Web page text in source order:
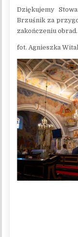
Dziękujemy
Brzuśnik za
zakończeniu obrad.
fot. Agnieszka